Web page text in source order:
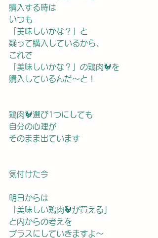
購入する時は
いつも
「美味しいかな？」と
疑って購入しているから、
これで
「美味しいかな？」の鶏肉🐓を
購入しているんだ〜と！
鶏肉🐓選び1つにしても
自分の心理が
そのまま出ています
気付けた今
明日からは
「美味しい鶏肉🐓が買える」
と内からの考えを
プラスにしていきますよ〜